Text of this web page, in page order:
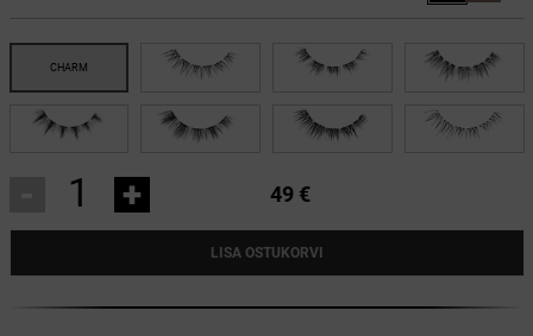
+ 49 €
LISA OSTUKORVI